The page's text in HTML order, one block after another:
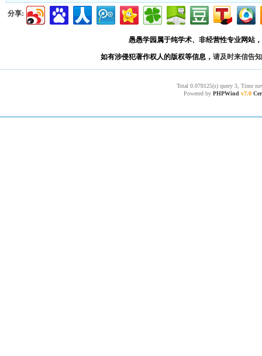
分享:
愚愚学园属于纯学术、非经营性专业网站
如有涉侵犯著作权人的版权等信息， 请及时来信告知
Total 0.078125(s) query 3, Time
Powered by PHPWind v7.0